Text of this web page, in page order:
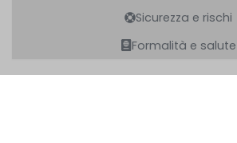
Sicurezza e rischi
Formalità e salute